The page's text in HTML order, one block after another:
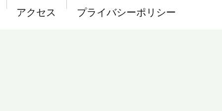
アクセス プライバシーポリシー